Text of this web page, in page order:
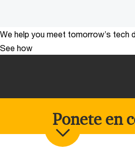
We help you meet tomorrow’s tech
See how
Ponete en